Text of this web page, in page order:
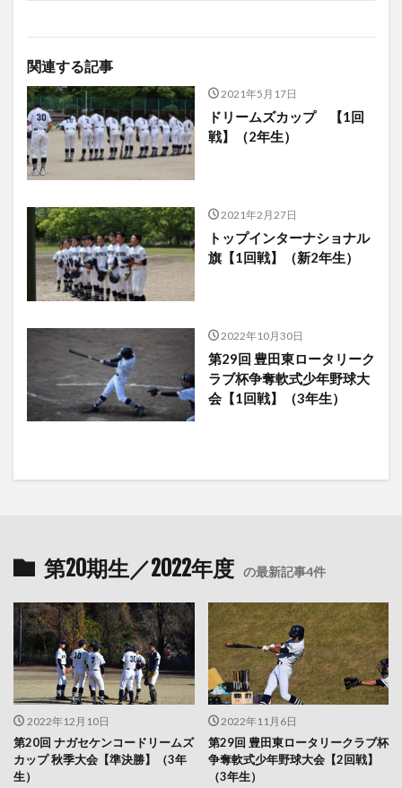
関連する記事
2021年5月17日
ドリームズカップ 【1回
戦】（2年生）
2021年2月27日
トップインターナショナル
旗【1回戦】（新2年生）
2022年10月30日
第29回 豊田東ロータリーク
ラブ杯争奪軟式少年野球大
会【1回戦】（3年生）
第20期生／2022年度 の最新記事4件
2022年12月10日
第20回 ナガセケンコードリームズ
カップ 秋季大会【準決勝】（3年
生）
2022年11月6日
第29回 豊田東ロータリークラブ杯
争奪軟式少年野球大会【2回戦】
（3年生）